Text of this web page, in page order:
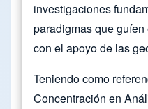
investigaciones
paradigmas que
con el apoyo de las
Teniendo como
Concentración en